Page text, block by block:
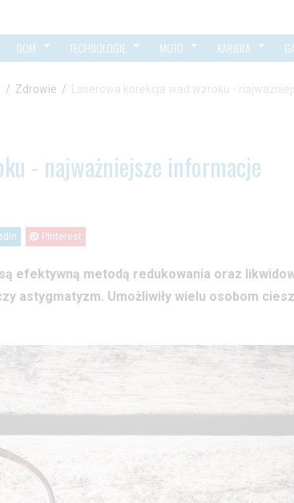
DOM TECHNOLOGIE MOTO KARIERA
/ Zdrowie / Laserowa korekcja wad wzroku -
- najważniejsze informacje
Pinterest
efektywną metodą redukowania oraz
astygmatyzm. Umożliwiły wielu osobom